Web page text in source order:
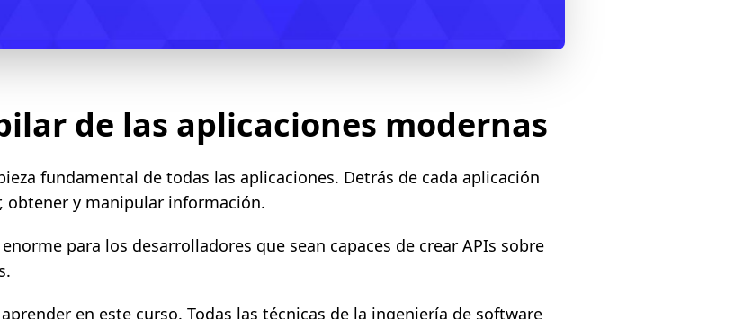
de las aplicaciones modernas
fundamental de todas las aplicaciones. Detrás de cada aplicación
obtener y manipular información.
para los desarrolladores que sean capaces de crear APIs sobre
en este curso. Todas las técnicas de la ingeniería de software